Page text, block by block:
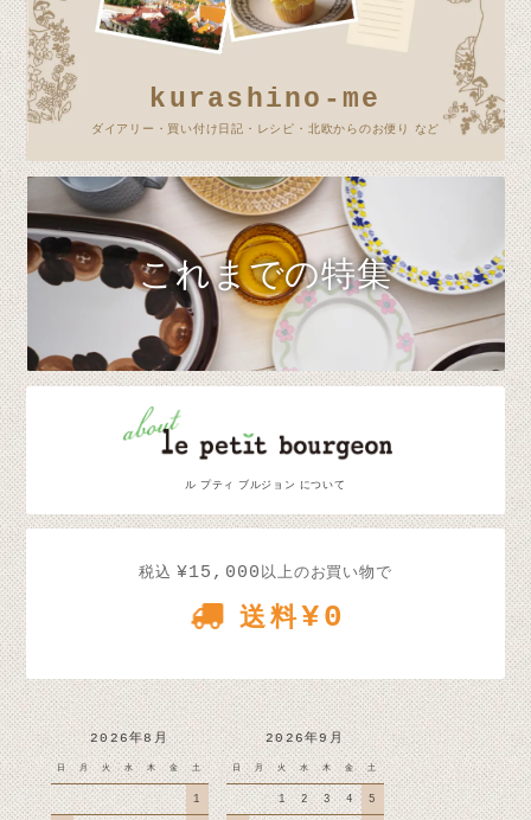
kurashino-me
ダイアリー・買い付け日記・レシピ・北欧からのお便り など
これまでの特集
ル プティ ブルジョン について
税込 ¥15,000 以上のお買い物で
送料¥0
2026年8月
日 月 火 水 木 金 土
1
2026年9月
日 月 火 水 木 金 土
1 2 3 4 5